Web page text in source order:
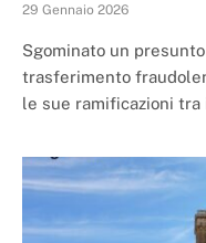
29 Gennaio 2026
Sgominato un
trasferimento
le sue ramificazioni